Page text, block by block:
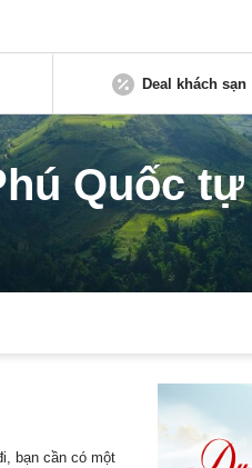
Deal khách sạn
Quốc tự
bạn cần có một